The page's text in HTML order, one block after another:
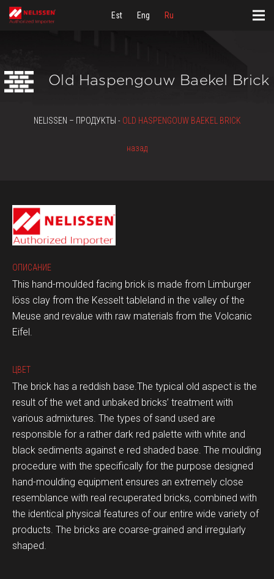
Est Eng Ru
Old Haspengouw Baekel Brick
NELISSEN – ПРОДУКТЫ - OLD HASPENGOUW BAEKEL BRICK
назад
ОПИСАНИЕ
This hand-moulded facing brick is made from Limburger
löss clay from the Kesselt tableland in the valley of the
Meuse and revalue with raw materials from the Volcanic
Eifel.
ЦВЕТ
The brick has a reddish base.The typical old aspect is the
result of the wet and unbaked bricks’ treatment with
various admixtures. The types of sand used are
responsible for a rather dark red palette with white and
black sediments against e red shaded base. The moulding
procedure with the specifically for the purpose designed
hand-moulding equipment ensures an extremely close
resemblance with real recuperated bricks, combined with
the identical physical features of our entire wide variety of
products. The bricks are coarse-grained and irregularly
shaped.